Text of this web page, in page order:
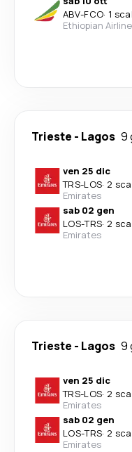
ABV-FCO· 1
Ethiopian
Trieste - Lagos 9
ven 25 dic
TRS-LOS· 2
Emirates
sab 02 gen
LOS-TRS· 2
Emirates
Trieste - Lagos 9
ven 25 dic
TRS-LOS· 2
Emirates
sab 02 gen
LOS-TRS· 2
Emirates